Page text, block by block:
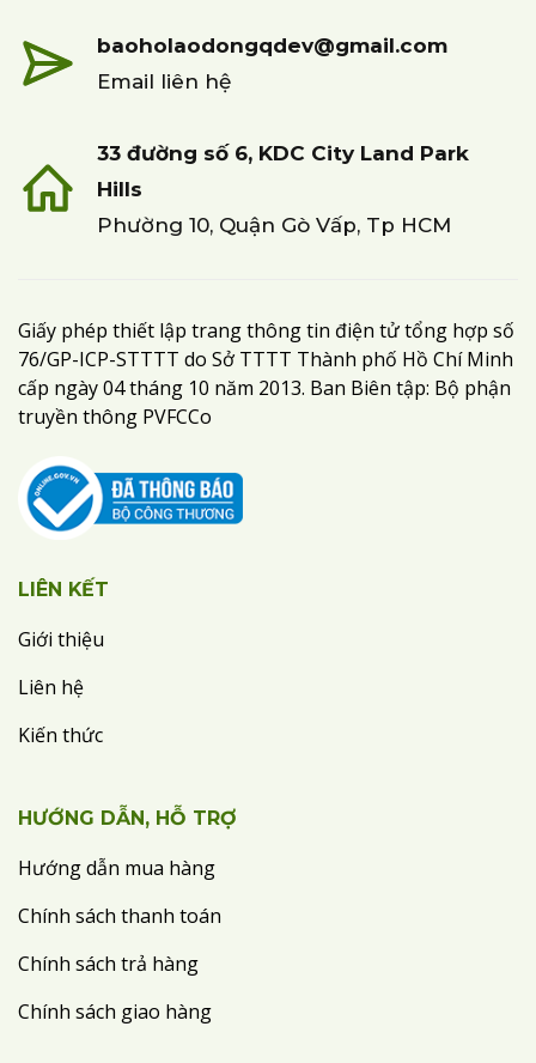
baoholaodongqdev@gmail.com
Email liên hệ
33 đường số 6, KDC City Land Park
Hills
Phường 10, Quận Gò Vấp, Tp HCM
Giấy phép thiết lập trang thông tin điện tử tổng hợp số
76/GP-ICP-STTTT do Sở TTTT Thành phố Hồ Chí Minh
cấp ngày 04 tháng 10 năm 2013. Ban Biên tập: Bộ phận
truyền thông PVFCCo
LIÊN KẾT
Giới thiệu
Liên hệ
Kiến thức
HƯỚNG DẪN, HỖ TRỢ
Hướng dẫn mua hàng
Chính sách thanh toán
Chính sách trả hàng
Chính sách giao hàng